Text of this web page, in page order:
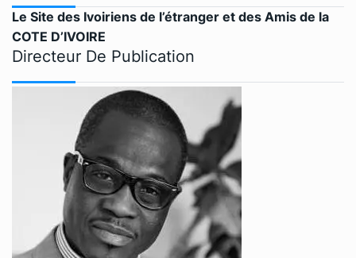
Le Site des Ivoiriens de l’étranger et des Amis de la
COTE D’IVOIRE
Directeur De Publication